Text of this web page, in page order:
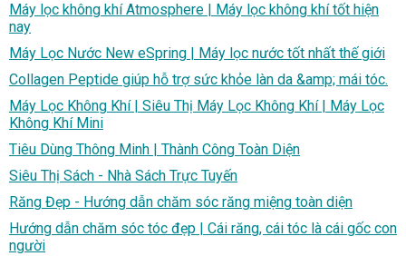
Máy lọc không khí Atmosphere | Máy lọc không khí tốt hiện
nay
Máy Lọc Nước New eSpring | Máy lọc nước tốt nhất thế giới
Collagen Peptide giúp hỗ trợ sức khỏe làn da &amp; mái tóc.
Máy Lọc Không Khí | Siêu Thị Máy Lọc Không Khí | Máy Lọc
Không Khí Mini
Tiêu Dùng Thông Minh | Thành Công Toàn Diện
Siêu Thị Sách - Nhà Sách Trực Tuyến
Răng Đẹp - Hướng dẫn chăm sóc răng miệng toàn diện
Hướng dẫn chăm sóc tóc đẹp | Cái răng, cái tóc là cái gốc con
người